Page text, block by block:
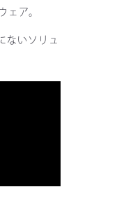
ェア。
ないソリュ